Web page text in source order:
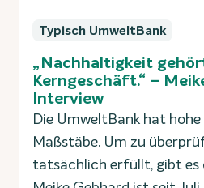
Typisch UmweltBank
„Nachhaltigkeit
Kerngeschäft.“ –
Interview
Die UmweltBank hat
Maßstäbe. Um zu
tatsächlich erfüllt, gibt es